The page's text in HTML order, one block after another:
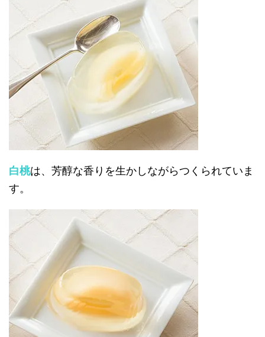
白桃は、芳醇な香りを生かしながらつくられていま
す。